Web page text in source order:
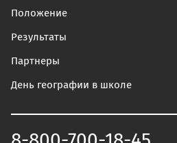
Положение
Результаты
Партнеры
День географии в школе